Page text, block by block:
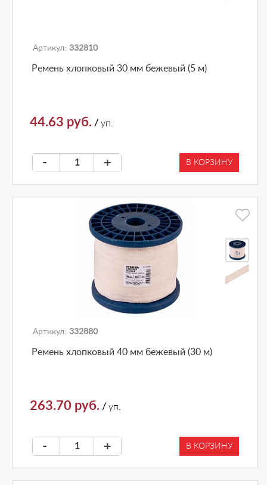
Артикул: 332810
Ремень хлопковый 30 мм бежевый (5 м)
44.63 руб. / уп.
- + В КОРЗИНУ
Артикул: 332880
Ремень хлопковый 40 мм бежевый (30 м)
263.70 руб. / уп.
- + В КОРЗИНУ